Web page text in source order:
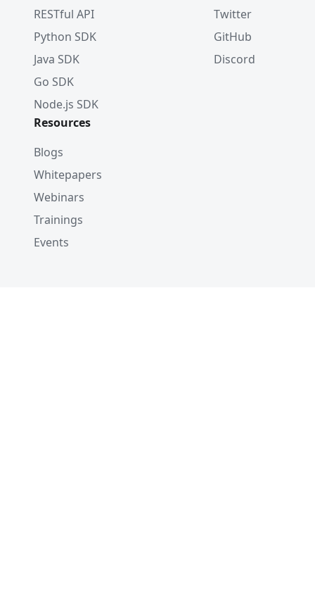
RESTful API
Python SDK
Java SDK
Go SDK
Node.js SDK
Twitter
GitHub
Discord
Resources
Blogs
Whitepapers
Webinars
Trainings
Events